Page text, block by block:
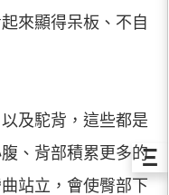
來顯得呆板、不自
及駝背，這些都是
、背部積累更多的
站立，會使臀部下
Ξ